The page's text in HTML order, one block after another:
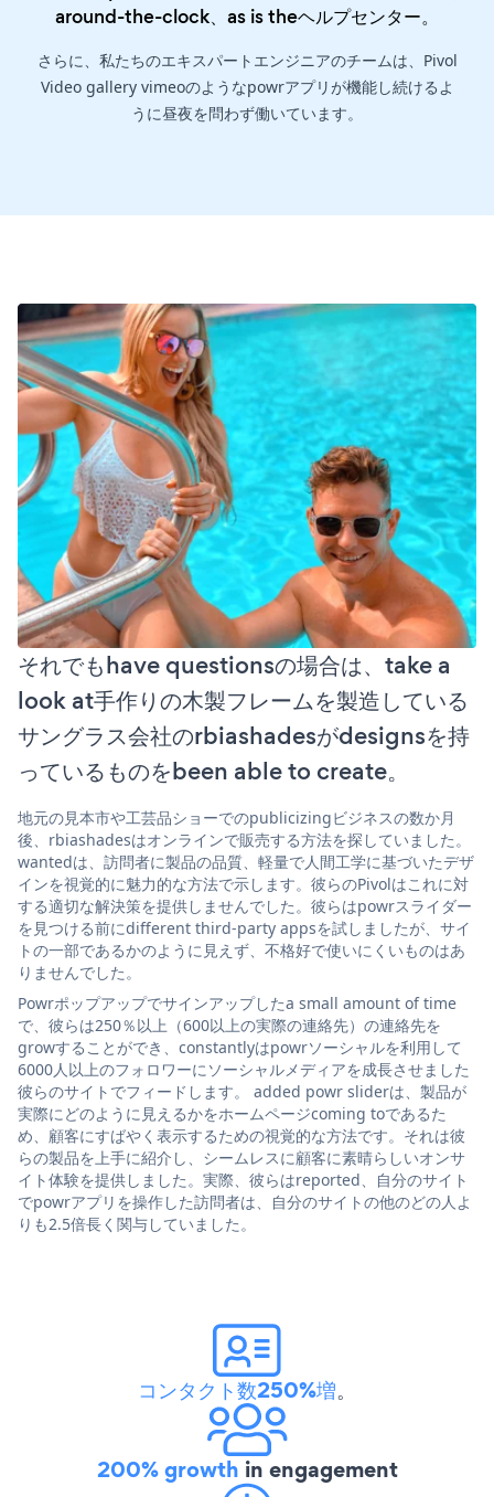
around-the-clock、as is theヘルプセンター。
さらに、私たちのエキスパートエンジニアのチームは、Pivol
Video gallery vimeoのようなpowrアプリが機能し続けるよ
うに昼夜を問わず働いています。
それでもhave questionsの場合は、take a
look at手作りの木製フレームを製造している
サングラス会社のrbiashadesがdesignsを持
っているものをbeen able to create。
地元の見本市や工芸品ショーでのpublicizingビジネスの数か月
後、rbiashadesはオンラインで販売する方法を探していました。
wantedは、訪問者に製品の品質、軽量で人間工学に基づいたデザ
インを視覚的に魅力的な方法で示します。彼らのPivolはこれに対
する適切な解決策を提供しませんでした。彼らはpowrスライダー
を見つける前にdifferent third-party appsを試しましたが、サイ
トの一部であるかのように見えず、不格好で使いにくいものはあ
りませんでした。
Powrポップアップでサインアップしたa small amount of time
で、彼らは250％以上（600以上の実際の連絡先）の連絡先を
growすることができ、constantlyはpowrソーシャルを利用して
6000人以上のフォロワーにソーシャルメディアを成長させました
彼らのサイトでフィードします。 added powr sliderは、製品が
実際にどのように見えるかをホームページcoming toであるた
め、顧客にすばやく表示するための視覚的な方法です。それは彼
らの製品を上手に紹介し、シームレスに顧客に素晴らしいオンサ
イト体験を提供しました。実際、彼らはreported、自分のサイト
でpowrアプリを操作した訪問者は、自分のサイトの他のどの人よ
りも2.5倍長く関与していました。
コンタクト数250%増。
200% growth in engagement